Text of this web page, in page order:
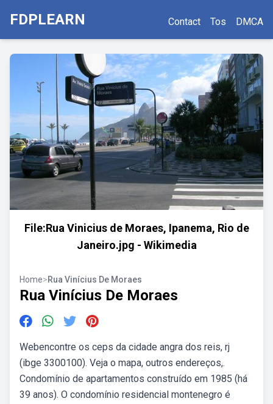
FDPLEARN Contact Tos DMCA
File:Rua Vinicius de Moraes, Ipanema, Rio de
Janeiro.jpg - Wikimedia
Home>Rua Vinícius De Moraes
Rua Vinícius De Moraes
Webencontre os ceps da cidade angra dos reis, rj
(ibge 3300100). Veja o mapa, outros endereços,.
Condomínio de apartamentos construído em 1985 (há
39 anos). O condomínio residencial montenegro é